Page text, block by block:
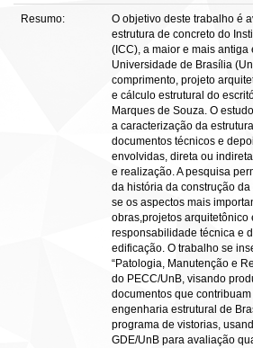
Resumo:
O objetivo deste trabalho é
estrutura de concreto do
(ICC), a maior e mais
Universidade de Brasília
comprimento, projeto
e cálculo estrutural do
Marques de Souza. O
a caracterização da
documentos técnicos e
envolvidas, direta ou
e realização. A pesquisa
da história da construção
se os aspectos mais
obras,projetos arquitetônico
responsabilidade técnica e
edificação. O trabalho se
“Patologia, Manutenção e
do PECC/UnB, visando
documentos que
engenharia estrutural de
programa de vistorias,
GDE/UnB para avaliação